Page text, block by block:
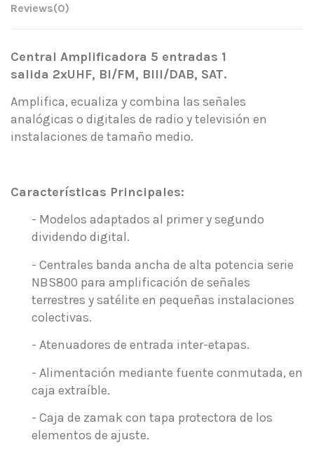
Reviews(0)
Central Amplificadora 5 entradas 1
salida 2xUHF, BI/FM, BIII/DAB, SAT.
Amplifica, ecualiza y combina las señales
analógicas o digitales de radio y televisión en
instalaciones de tamaño medio.
Características Principales:
- Modelos adaptados al primer y segundo
dividendo digital.
- Centrales banda ancha de alta potencia serie
NBS800 para amplificación de señales
terrestres y satélite en pequeñas instalaciones
colectivas.
- Atenuadores de entrada inter-etapas.
- Alimentación mediante fuente conmutada, en
caja extraíble.
- Caja de zamak con tapa protectora de los
elementos de ajuste.